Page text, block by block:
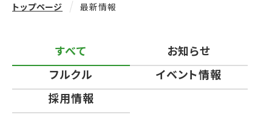
トップページ 最新情報
すべて
お知らせ
フルクル
イベント情報
採用情報